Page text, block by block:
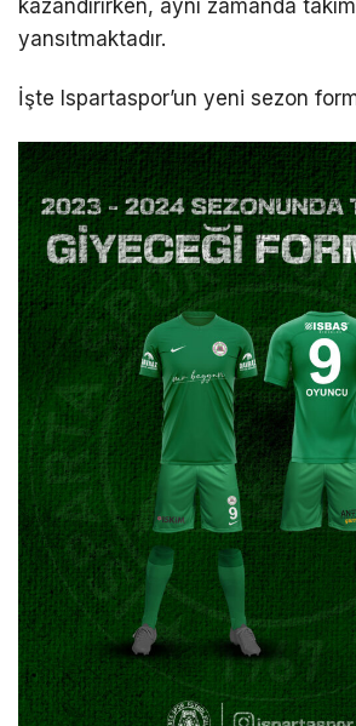
kazandırırken, aynı zamanda
yansıtmaktadır.
İşte Ispartaspor’un yeni sezon